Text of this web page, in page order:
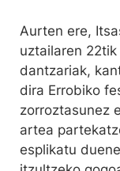
Aurten ere,
uztailaren
dantzariak,
dira Errobiko
zorroztasunez
artea
esplikatu